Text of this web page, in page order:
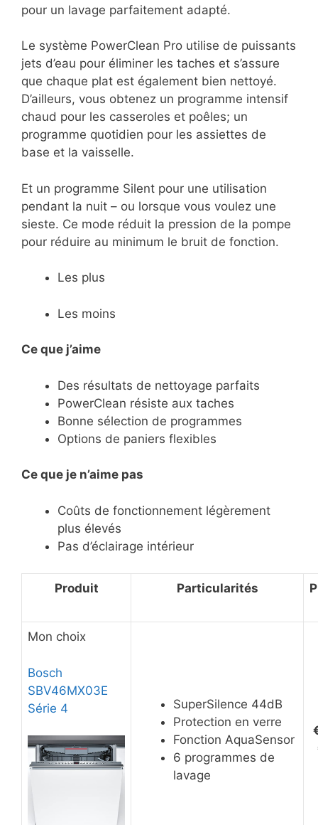
pour un lavage parfaitement adapté.
Le système PowerClean Pro utilise de puissants
jets d’eau pour éliminer les taches et s’assure
que chaque plat est également bien nettoyé.
D’ailleurs, vous obtenez un programme intensif
chaud pour les casseroles et poêles; un
programme quotidien pour les assiettes de
base et la vaisselle.
Et un programme Silent pour une utilisation
pendant la nuit – ou lorsque vous voulez une
sieste. Ce mode réduit la pression de la pompe
pour réduire au minimum le bruit de fonction.
Les plus
Les moins
Ce que j’aime
Des résultats de nettoyage parfaits
PowerClean résiste aux taches
Bonne sélection de programmes
Options de paniers flexibles
Ce que je n’aime pas
Coûts de fonctionnement légèrement
plus élevés
Pas d’éclairage intérieur
Produit Particularités
Mon choix
Bosch
SBV46MX03E
Série 4
SuperSilence 44dB
Protection en verre
Fonction AquaSensor
6 programmes de
lavage